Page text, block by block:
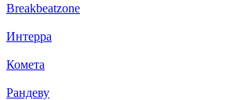
Breakbeatzone
Интерра
Комета
Рандеву